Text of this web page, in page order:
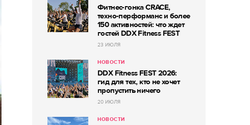
Фитнес-гонка CRACE,
техно-перформанс и более
150 активностей: что ждет
гостей DDX Fitness FEST
23 ИЮЛЯ
НОВОСТИ
DDX Fitness FEST 2026:
гид для тех, кто не хочет
пропустить ничего
20 ИЮЛЯ
НОВОСТИ